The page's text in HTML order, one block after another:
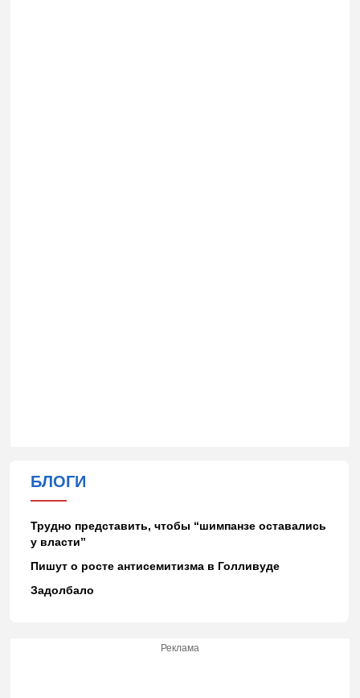
БЛОГИ
Трудно представить, чтобы “шимпанзе оставались
у власти”
Пишут о росте антисемитизма в Голливуде
Задолбало
Реклама